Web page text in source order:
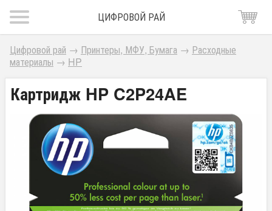
ЦИФРОВОЙ РАЙ
Цифровой рай → Принтеры, МФУ, Бумага → Расходные
материалы → HP
Картридж HP C2P24AE